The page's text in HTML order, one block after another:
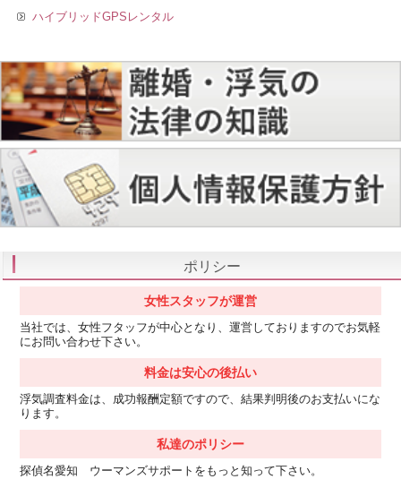
ハイブリッドGPSレンタル
ポリシー
女性スタッフが運営
当社では、女性フタッフが中心となり、運営しておりますのでお気軽
にお問い合わせ下さい。
料金は安心の後払い
浮気調査料金は、成功報酬定額ですので、結果判明後のお支払いにな
ります。
私達のポリシー
探偵名愛知 ウーマンズサポートをもっと知って下さい。